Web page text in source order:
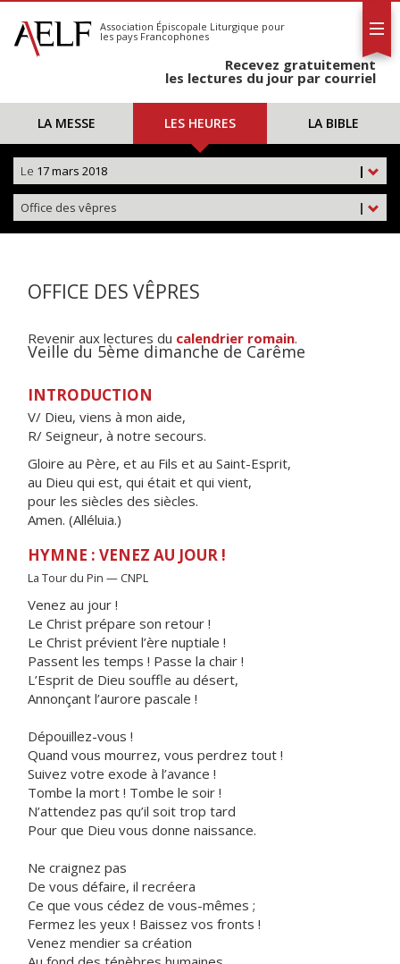
S'abonner
Calendrier
Association Épiscopale Liturgique pour
les pays Francophones
Recevez gratuitement
les lectures du jour par courriel
LA MESSE LES HEURES LA BIBLE
|
Le 17 mars 2018
|
Office des vêpres
OFFICE DES VÊPRES
Revenir aux lectures du calendrier romain.
Veille du 5ème dimanche de Carême
INTRODUCTION
V/ Dieu, viens à mon aide,
R/ Seigneur, à notre secours.
Gloire au Père, et au Fils et au Saint-Esprit,
au Dieu qui est, qui était et qui vient,
pour les siècles des siècles.
Amen. (Alléluia.)
HYMNE : VENEZ AU JOUR !
La Tour du Pin — CNPL
Venez au jour !
Le Christ prépare son retour !
Le Christ prévient l’ère nuptiale !
Passent les temps ! Passe la chair !
L’Esprit de Dieu souffle au désert,
Annonçant l’aurore pascale !
Dépouillez-vous !
Quand vous mourrez, vous perdrez tout !
Suivez votre exode à l’avance !
Tombe la mort ! Tombe le soir !
N’attendez pas qu’il soit trop tard
Pour que Dieu vous donne naissance.
Ne craignez pas
De vous défaire, il recréera
Ce que vous cédez de vous-mêmes ;
Fermez les yeux ! Baissez vos fronts !
Venez mendier sa création